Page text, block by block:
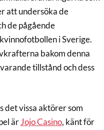
att undersöka de
de pågående
i Sverige.
bakom denna
tillstånd och dess
det vissa aktörer som
ärJojo Casino, känt för